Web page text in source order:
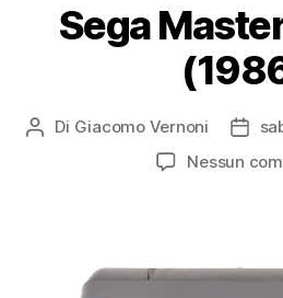
Sega
Autore
Di Giacomo Vernoni
Data
Nessun